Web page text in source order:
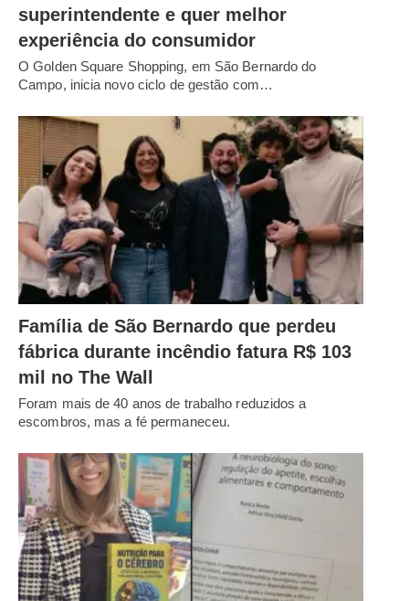
superintendente e quer melhor
experiência do consumidor
O Golden Square Shopping, em São Bernardo do
Campo, inicia novo ciclo de gestão com…
Família de São Bernardo que perdeu
fábrica durante incêndio fatura R$ 103
mil no The Wall
Foram mais de 40 anos de trabalho reduzidos a
escombros, mas a fé permaneceu.